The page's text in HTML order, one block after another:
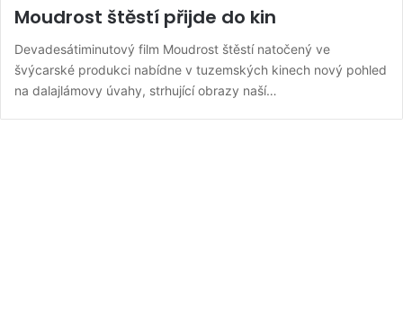
Moudrost štěstí přijde do kin
Devadesátiminutový film Moudrost štěstí natočený ve
švýcarské produkci nabídne v tuzemských kinech nový pohled
na dalajlámovy úvahy, strhující obrazy naší…